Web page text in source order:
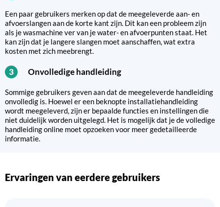
Een paar gebruikers merken op dat de meegeleverde aan- en
afvoerslangen aan de korte kant zijn. Dit kan een probleem zijn
als je wasmachine ver van je water- en afvoerpunten staat. Het
kan zijn dat je langere slangen moet aanschaffen, wat extra
kosten met zich meebrengt.
3 Onvolledige handleiding
Sommige gebruikers geven aan dat de meegeleverde handleiding
onvolledig is. Hoewel er een beknopte installatiehandleiding
wordt meegeleverd, zijn er bepaalde functies en instellingen die
niet duidelijk worden uitgelegd. Het is mogelijk dat je de volledige
handleiding online moet opzoeken voor meer gedetailleerde
informatie.
Ervaringen van eerdere gebruikers